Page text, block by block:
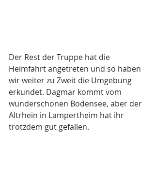
Der Rest der Truppe hat die
Heimfahrt angetreten und so haben
wir weiter zu Zweit die Umgebung
erkundet. Dagmar kommt vom
wunderschönen Bodensee, aber der
Altrhein in Lampertheim hat ihr
trotzdem gut gefallen.